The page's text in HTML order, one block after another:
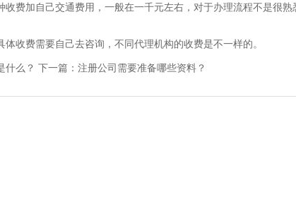
加自己交通费用，一般在一千元左右，对于办理流程不是很熟
费需要自己去咨询，不同代理机构的收费是不一样的。
什么？ 下一篇： 注册公司需要准备哪些资料？